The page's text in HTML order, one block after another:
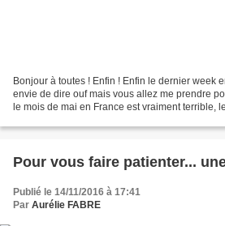
Bonjour à toutes ! Enfin ! Enfin le dernier week
envie de dire ouf mais vous allez me prendre
le mois de mai en France est vraiment terrible,
Pour vous faire patienter...
Publié le 14/11/2016 à 17:41
Par Aurélie FABRE